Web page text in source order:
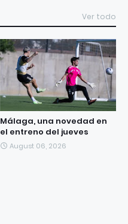
Ver todo
Málaga, una novedad en
el entreno del jueves
August 06, 2026